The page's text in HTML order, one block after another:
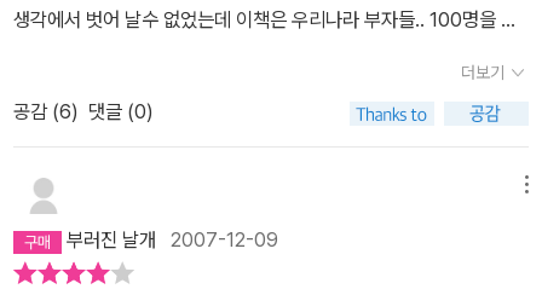
생각에서 벗어 날수 없었는데 이책은 우리나라 부자들.. 100명을 상
고민들까지 상세히 나타내 주는 것에 대해 책을 읽는 내내 편안하면
서도 쉽게 이해가 되어 읽은지 몇시간 밖에 되지 않았는데 벌써 책을
덮어야 했다. 그런후 아쉬움에 다시 한번 책을 읽었는데.. 이 좋은 책
을 다른분도 읽어 보시길 권하고 싶다.
더보기
공감 (6) 댓글 (0)
부러진 날개 2007-12-09